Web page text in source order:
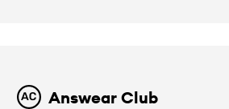
Answear Club